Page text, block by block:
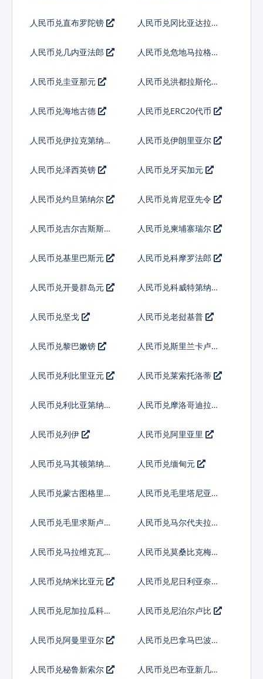
人民币兑直布罗陀镑 人民币兑冈比亚达拉西
人民币兑几内亚法郎
人民币兑危地马拉格查
人民币兑圭亚那元
人民币兑洪都拉斯伦皮
人民币兑海地古德 人民币兑ERC20代币
人民币兑伊拉克第纳尔 人民币兑伊朗里亚尔
人民币兑泽西英镑 人民币兑牙买加元
人民币兑约旦第纳尔 人民币兑肯尼亚先令
人民币兑吉尔吉斯斯坦
人民币兑柬埔寨瑞尔
人民币兑基里巴斯元 人民币兑科摩罗法郎
人民币兑开曼群岛元 人民币兑科威特第纳尔
人民币兑坚戈 人民币兑老挝基普
人民币兑黎巴嫩镑 人民币兑斯里兰卡卢比
人民币兑利比里亚元 人民币兑莱索托洛蒂
人民币兑利比亚第纳尔 人民币兑摩洛哥迪拉姆
人民币兑列伊 人民币兑阿里亚里
人民币兑马其顿第纳尔 人民币兑缅甸元
人民币兑蒙古图格里克
人民币兑毛里塔尼亚乌
人民币兑毛里求斯卢比
人民币兑马尔代夫拉菲
人民币兑马拉维克瓦查
人民币兑莫桑比克梅蒂
人民币兑纳米比亚元 人民币兑尼日利亚奈拉
人民币兑尼加拉瓜科多
人民币兑尼泊尔卢比
人民币兑阿曼里亚尔 人民币兑巴拿马巴波亚
人民币兑秘鲁新索尔
人民币兑巴布亚新几内